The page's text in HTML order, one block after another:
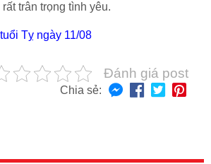
trân trọng tình yêu.
Tỵ ngày 11/08
Đánh giá post
Chia sẻ: